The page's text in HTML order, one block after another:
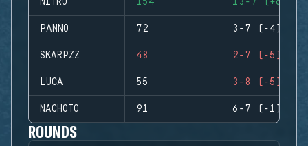
PANNO 72 3-7 (-4)
SKARPZZ 48 2-7 (-5)
LUCA 55 3-8 (-5)
NACHOTO 91 6-7 (-1)
ROUNDS